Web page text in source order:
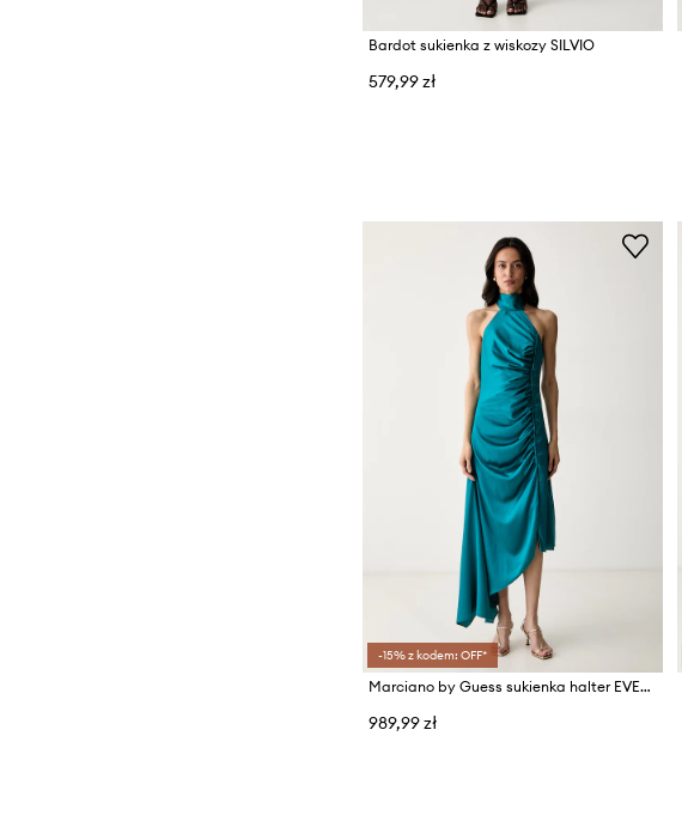
Bardot sukienka z wiskozy SILVIO
579,99 zł
-15% z kodem: OFF*
Marciano by Guess sukienka halter EVELINA
989,99 zł